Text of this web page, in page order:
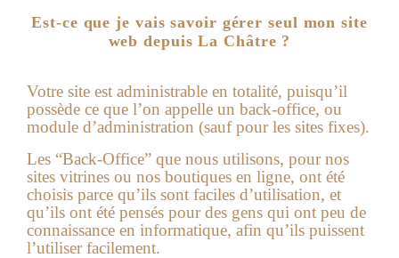
Est-ce que je vais savoir gérer seul mon site
web depuis La Châtre ?
Votre site est administrable en totalité, puisqu’il
possède ce que l’on appelle un back-office, ou
module d’administration (sauf pour les sites fixes).
Les “Back-Office” que nous utilisons, pour nos
sites vitrines ou nos boutiques en ligne, ont été
choisis parce qu’ils sont faciles d’utilisation, et
qu’ils ont été pensés pour des gens qui ont peu de
connaissance en informatique, afin qu’ils puissent
l’utiliser facilement.